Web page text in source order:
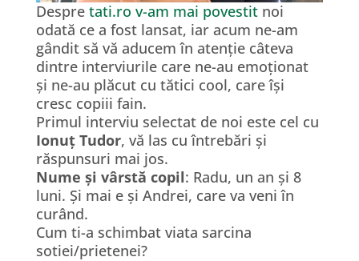
Despre tati.ro v-am mai povestitnoi
odată ce a fost lansat, iar acum ne-am
gândit să vă aducem în atenție câteva
dintre interviurile care ne-au emoționat
și ne-au plăcut cu tătici cool, care își
cresc copiii fain.
Primul interviu selectat de noi este cel cu
Ionuț Tudor, vă las cu întrebări și
răspunsuri mai jos.
Nume și vârstă copil: Radu, un an și 8
luni. Și mai e și Andrei, care va veni în
curând.
Cum ti-a schimbat viata sarcina
sotiei/prietenei?